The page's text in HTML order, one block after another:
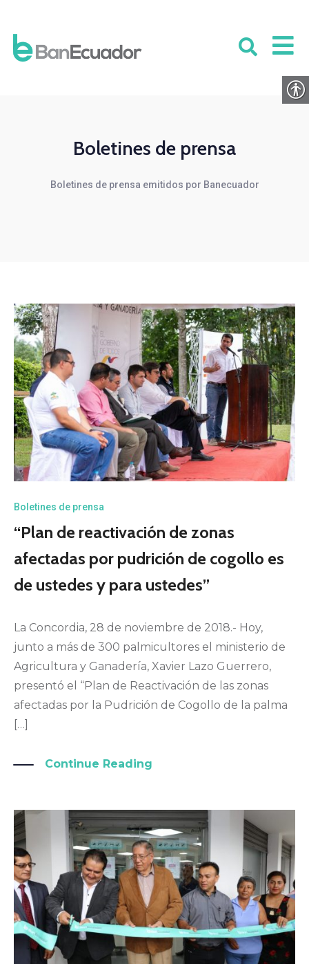
Boletines de prensa
Boletines de prensa emitidos por Banecuador
Boletines de prensa
“Plan de reactivación de zonas
afectadas por pudrición de cogollo es
de ustedes y para ustedes”
La Concordia, 28 de noviembre de 2018.- Hoy,
junto a más de 300 palmicultores el ministerio de
Agricultura y Ganadería, Xavier Lazo Guerrero,
presentó el “Plan de Reactivación de las zonas
afectadas por la Pudrición de Cogollo de la palma
[…]
Continue Reading